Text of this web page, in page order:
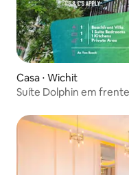
Casa ⋅ Wichit
Suíte Dolphin em